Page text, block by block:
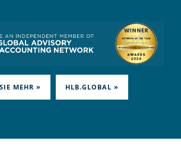
MEHR » HLB.GLOBAL »